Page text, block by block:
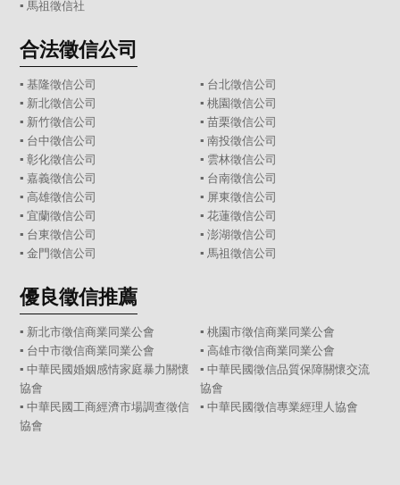
▪ 馬祖徵信社
合法徵信公司
▪基隆徵信公司 ▪ 台北徵信公司
▪ 新北徵信公司 ▪ 桃園徵信公司
▪ 新竹徵信公司 ▪ 苗栗徵信公司
▪ 台中徵信公司 ▪ 南投徵信公司
▪彰化徵信公司 ▪ 雲林徵信公司
▪嘉義徵信公司 ▪ 台南徵信公司
▪高雄徵信公司 ▪ 屏東徵信公司
▪宜蘭徵信公司 ▪ 花蓮徵信公司
▪ 台東徵信公司 ▪ 澎湖徵信公司
▪金門徵信公司 ▪ 馬祖徵信公司
優良徵信推薦
▪ 新北市徵信商業同業公會
▪ 桃園市徵信商業同業公會
▪ 台中市徵信商業同業公會
▪ 高雄市徵信商業同業公會
▪ 中華民國婚姻感情家庭暴力關懷
協會
▪ 中華民國徵信品質保障關懷交流
協會
▪ 中華民國工商經濟市場調查徵信
協會
▪ 中華民國徵信專業經理人協會